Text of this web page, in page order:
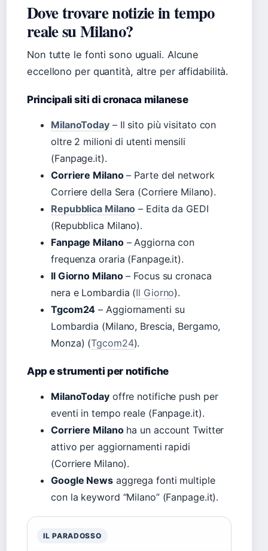
Dove trovare notizie in tempo
reale su Milano?
Non tutte le fonti sono uguali. Alcune
eccellono per quantità, altre per affidabilità.
Principali siti di cronaca milanese
MilanoToday– Il sito più visitato con
oltre 2 milioni di utenti mensili
(Fanpage.it).
Corriere Milano– Parte del network
Corriere della Sera (Corriere Milano).
Repubblica Milano – Edita da GEDI
(Repubblica Milano).
Fanpage Milano– Aggiorna con
frequenza oraria (Fanpage.it).
Il Giorno Milano– Focus su cronaca
nera e Lombardia (Il Giorno).
Tgcom24 – Aggiornamenti su
Lombardia (Milano, Brescia, Bergamo,
Monza) (Tgcom24).
App e strumenti per notifiche
MilanoTodayoffre notifiche push per
eventi in tempo reale (Fanpage.it).
Corriere Milanoha un account Twitter
attivo per aggiornamenti rapidi
(Corriere Milano).
Google Newsaggrega fonti multiple
con la keyword “Milano” (Fanpage.it).
IL PARADOSSO